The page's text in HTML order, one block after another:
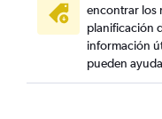
encontrar los
planificación
información
pueden